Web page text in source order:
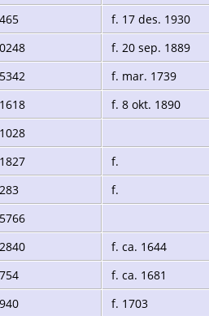
f. 17 des. 1930
f. 20 sep. 1889
f. mar. 1739
f. 8 okt. 1890
f.
f.
f. ca. 1644
f. ca. 1681
f. 1703